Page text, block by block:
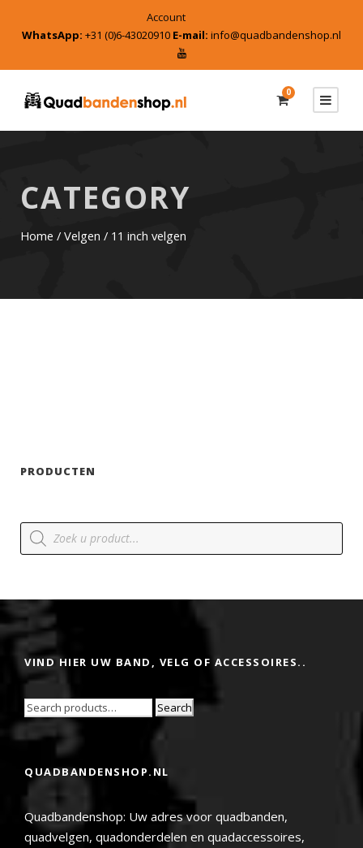
Account
WhatsApp: +31 (0)6-43020910 E-mail: info@quadbandenshop.nl
0
CATEGORY
Home / Velgen / 11 inch velgen
PRODUCTEN
P
o
t
n
z
o
e
k
e
n
VIND HIER UW BAND, VELG OF ACCESSOIRES..
Search
QUADBANDENSHOP.NL
Quadbandenshop: Uw adres voor quadbanden,
quadvelgen, quadonderdelen en quadaccessoires,